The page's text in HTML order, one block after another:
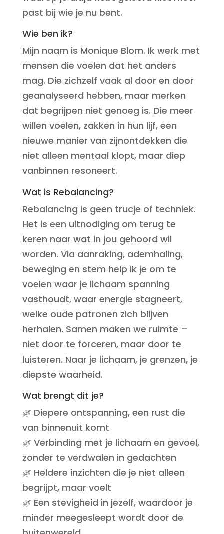
past bij wie je nu bent.
Wie ben ik?
Mijn naam is Monique Blom. Ik werk met
mensen die voelen dat het anders
mag. Die zichzelf vaak al door en door
geanalyseerd hebben, maar merken
dat begrijpen niet genoeg is. Die meer
willen voelen, zakken in hun lijf, een
nieuwe manier van zijnontdekken die
niet alleen mentaal klopt, maar diep
vanbinnen resoneert.
Wat is Rebalancing?
Rebalancing is geen trucje of techniek.
Het is een uitnodiging om terug te
keren naar wat in jou gehoord wil
worden. Via aanraking, ademhaling,
beweging en stem help ik je om te
voelen waar je lichaam spanning
vasthoudt, waar energie stagneert,
welke oude patronen zich blijven
herhalen. Samen maken we ruimte –
niet door te forceren, maar door te
luisteren. Naar je lichaam, je grenzen, je
diepste waarheid.
Wat brengt dit je?
🌿 Diepere ontspanning, een rust die
van binnenuit komt
🌿 Verbinding met je lichaam en gevoel,
zonder te verdwalen in gedachten
🌿 Heldere inzichten die je niet alleen
begrijpt, maar voelt
🌿 Een stevigheid in jezelf, waardoor je
minder meegesleept wordt door de